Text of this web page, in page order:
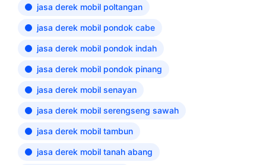
jasa derek mobil poltangan
jasa derek mobil pondok cabe
jasa derek mobil pondok indah
jasa derek mobil pondok pinang
jasa derek mobil senayan
jasa derek mobil serengseng sawah
jasa derek mobil tambun
jasa derek mobil tanah abang